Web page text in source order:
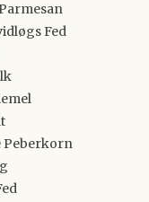
Fed
Peberkorn